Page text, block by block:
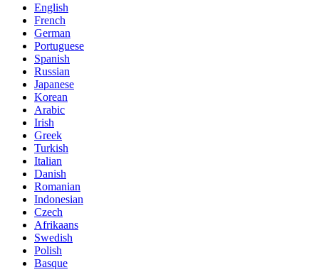
English
French
German
Portuguese
Spanish
Russian
Japanese
Korean
Arabic
Irish
Greek
Turkish
Italian
Danish
Romanian
Indonesian
Czech
Afrikaans
Swedish
Polish
Basque